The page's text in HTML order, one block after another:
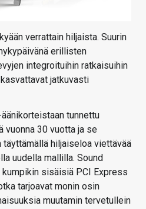
verrattain hiljaista. Suurin
erillisten
integroituihin ratkaisuihin
jatkuvasti
tunnettu
vuonna 30 vuotta ja se
täyttämällä hiljaiseloa viettävää
uudella mallilla. Sound
kumpikin sisäisiä PCI Express
tarjoavat monin osin
muutamin tervetullein